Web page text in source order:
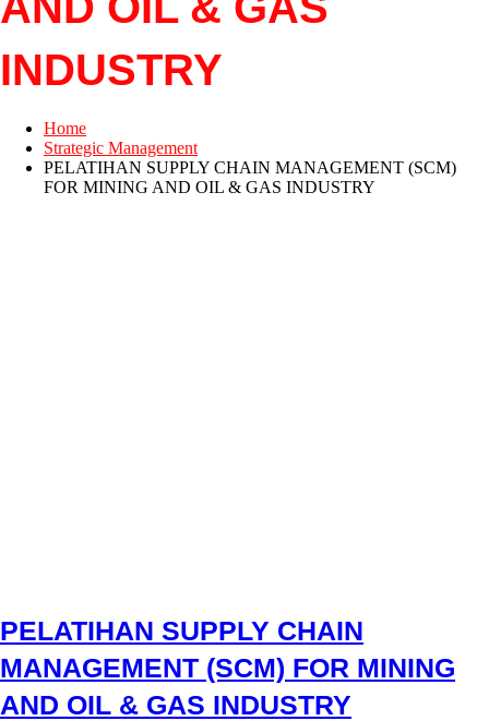
INDUSTRY
Home
Strategic Management
PELATIHAN SUPPLY CHAIN MANAGEMENT (SCM)
FOR MINING AND OIL & GAS INDUSTRY
PELATIHAN SUPPLY CHAIN
MANAGEMENT (SCM) FOR MINING
AND OIL & GAS INDUSTRY